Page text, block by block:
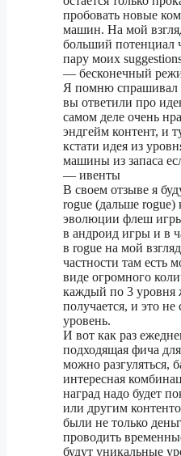
пробовать новые
машин. На мой
больший потенциал
пару моих
— бесконечный
Я помню спрашивал
вы ответили про
самом деле очень
эндгейм контент, и
кстати идея из
машины из запаса
— ивенты
В своем отзыве я
rogue (дальше
эволюции флеш
в андроид игры и в
в rogue на мой
частности там есть
виде огромного
каждый по 3 уровня
получается, и это
уровень.
И вот как раз
подходящая фича
можно разгуляться,
интересная
наград надо будет
или другим
были не только
проводить
будут уникальные